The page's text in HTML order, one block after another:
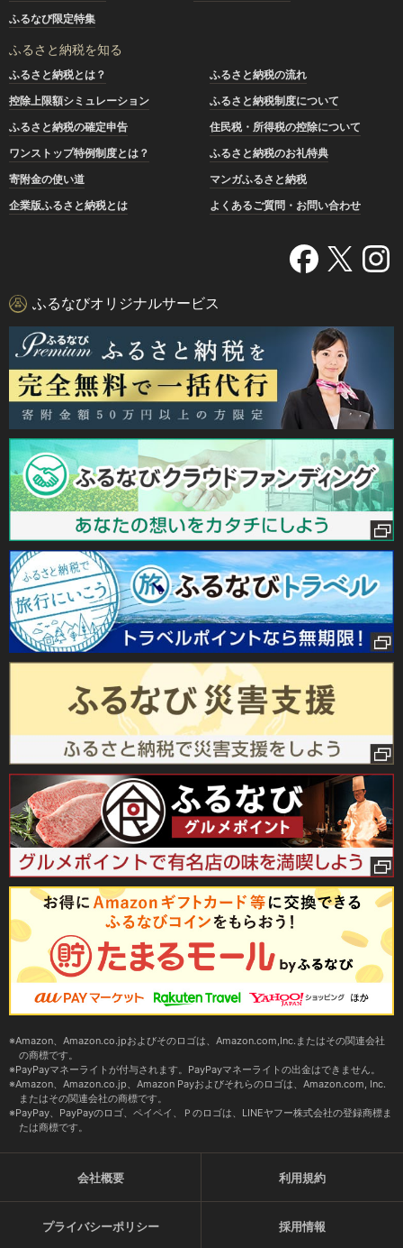
ふるなび限定特集
ふるさと納税を知る
ふるさと納税とは？
ふるさと納税の流れ
控除上限額シミュレーション
ふるさと納税制度について
ふるさと納税の確定申告
住民税・所得税の控除について
ワンストップ特例制度とは？
ふるさと納税のお礼特典
寄附金の使い道
マンガふるさと納税
企業版ふるさと納税とは
よくあるご質問・お問い合わせ
ふるなびオリジナルサービス
Amazon、Amazon.co.jpおよびそのロゴは、Amazon.com,Inc.またはその関連会社
の商標です。
PayPayマネーライトが付与されます。PayPayマネーライトの出金はできません。
Amazon、Amazon.co.jp、Amazon Payおよびそれらのロゴは、Amazon.com, Inc.
またはその関連会社の商標です。
PayPay、PayPayのロゴ、ペイペイ、Ｐのロゴは、LINEヤフー株式会社の登録商標ま
たは商標です。
会社概要 利用規約
プライバシーポリシー 採用情報